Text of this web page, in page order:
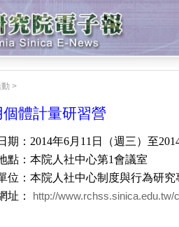
>
個體計量研習營
期：2014年6月11日（週三）至
點：本院人社中心第1會議室
位：本院人社中心制度與行為研究
址：
http://www.rchss.sinica.edu.tw/